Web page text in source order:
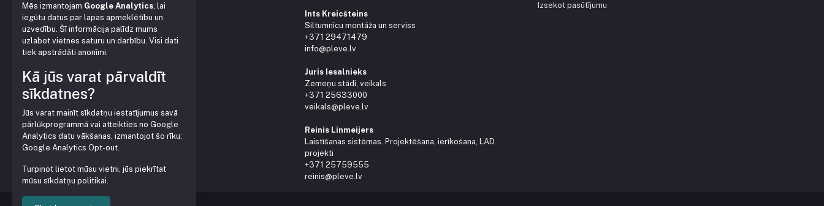
veikals@pleve.lv
Rekvizīti:
SIA Garden Plast
Reģ. Nr. LV40103627032
Vienības gatve 153, Mārupe,
Mārupes nov., LV-2167
Ints Kreicšteins
Siltumnīcu montāža un serviss
+371 29471479
info@pleve.lv
Juris Iesalnieks
Zemeņu stādi, veikals
+371 25633000
veikals@pleve.lv
Reinis Linmeijers
Laistīšanas sistēmas. Projektēšana, ierīkošana, LAD
projekti
+371 25759555
reinis@pleve.lv
Izsekot pasūtījumu
Mēs izmantojam Google Analytics , lai
iegūtu datus par lapas apmeklētību un
uzvedību. Šī informācija palīdz mums
uzlabot vietnes saturu un darbību. Visi dati
tiek apstrādāti anonīmi.
Kā jūs varat pārvaldīt
sīkdatnes?
Jūs varat mainīt sīkdatņu iestatījumus savā
pārlūkprogrammā vai atteikties no Google
Analytics datu vākšanas, izmantojot šo rīku:
Google Analytics Opt-out
Turpinot lietot mūsu vietni, jūs piekrītat
mūsu sīkdatņu politikai.